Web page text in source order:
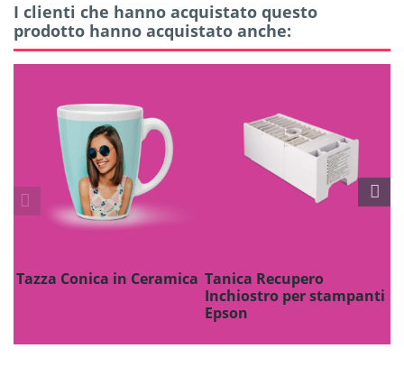
I clienti che hanno acquistato questo
prodotto hanno acquistato anche:
Tazza Conica in Ceramica Tanica Recupero
Inchiostro per stampanti
Epson